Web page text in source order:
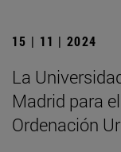
15 | 11 | 2024
La
Madrid para
Ordenación